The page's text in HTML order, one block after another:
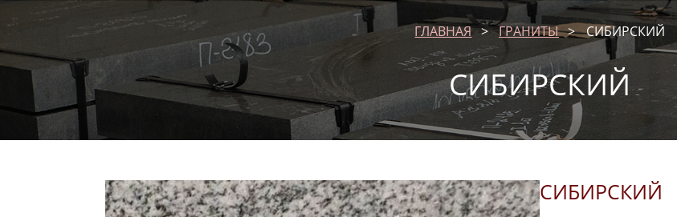
ГЛАВНАЯ ГРАНИТЫ СИБИРСКИЙ
СИБИРСКИЙ
СИБИРСКИЙ